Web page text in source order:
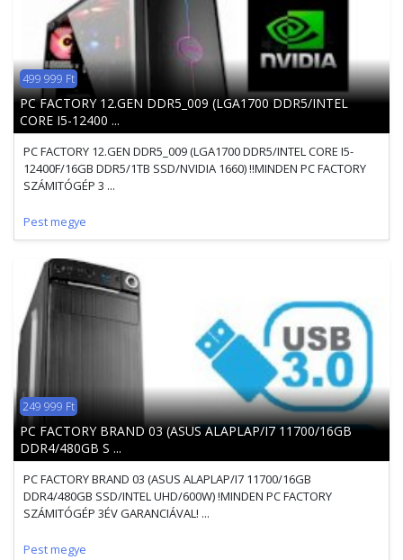
499 999 Ft
PC FACTORY 12.GEN DDR5_009 (LGA1700 DDR5/INTEL
CORE I5-12400 ...
PC FACTORY 12.GEN DDR5_009 (LGA1700 DDR5/INTEL CORE I5-
12400F/16GB DDR5/1TB SSD/NVIDIA 1660) !!MINDEN PC FACTORY
SZÁMITÓGÉP 3 ...
Pest megye
249 999 Ft
PC FACTORY BRAND 03 (ASUS ALAPLAP/I7 11700/16GB
DDR4/480GB S ...
PC FACTORY BRAND 03 (ASUS ALAPLAP/I7 11700/16GB
DDR4/480GB SSD/INTEL UHD/600W) !MINDEN PC FACTORY
SZÁMITÓGÉP 3ÉV GARANCIÁVAL! ...
Pest megye